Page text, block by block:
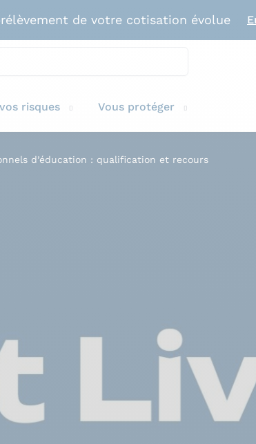
de votre cotisation évolue
risques Vous protéger
d’éducation : qualification et recours